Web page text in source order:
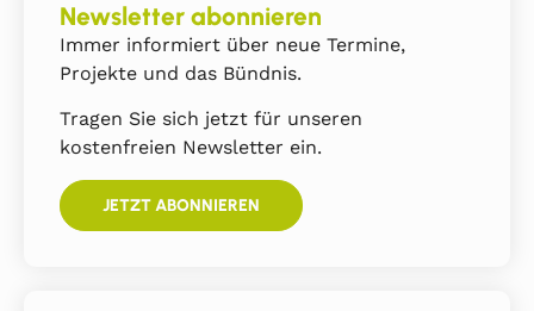
Newsletter abonnieren
Immer informiert über neue Termine,
Projekte und das Bündnis.
Tragen Sie sich jetzt für unseren
kostenfreien Newsletter ein.
JETZT ABONNIEREN